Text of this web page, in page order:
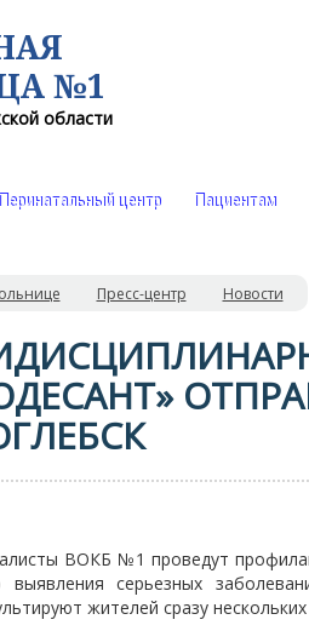
№1
области
Перинатальный центр Пациентам
Пресс-центр Новости
ВОКБ №1 проведут
серьезных
жителей сразу